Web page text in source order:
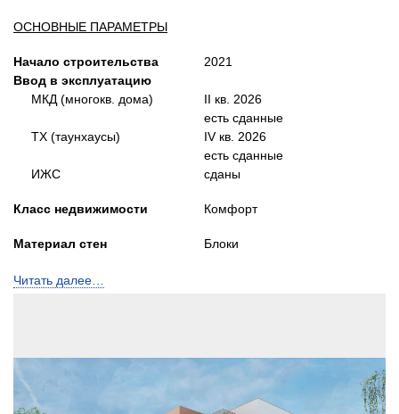
ОСНОВНЫЕ ПАРАМЕТРЫ
Начало строительства
Ввод в эксплуатацию
МКД (многокв. дома)
ТХ (таунхаусы)
ИЖС
Класс недвижимости
Материал стен
Количество
Лифты
2021
II кв. 2026
есть сданные
IV кв. 2026
есть сданные
сданы
Комфорт
Блоки
Читать далее…